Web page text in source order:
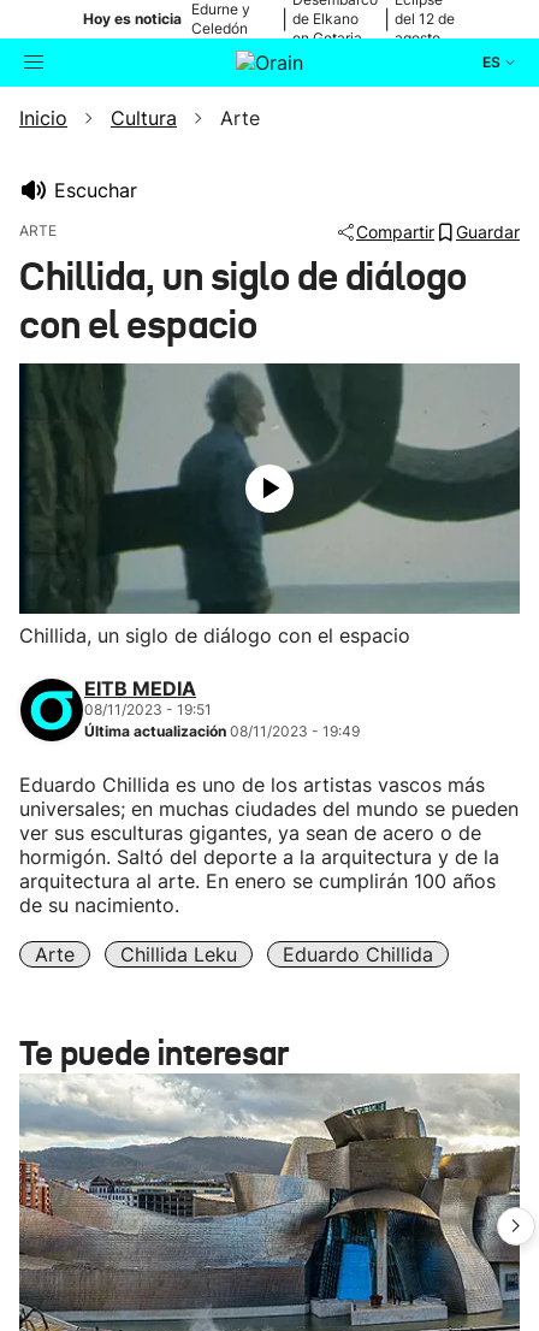
Hoy es noticia
Edurne y
Celedón
de Elkano
en Getaria
del 12 de
agosto
ES
Buscador Actualidad
Ikusmiran
Eguraldia
Inicio Cultura Arte
Escuchar
ARTE Compartir Guardar
Chillida, un siglo de diálogo
con el espacio
Chillida, un siglo de diálogo con el espacio
EITB MEDIA
08/11/2023 - 19:51
Última actualización 08/11/2023 - 19:49
Eduardo Chillida es uno de los artistas vascos más
universales; en muchas ciudades del mundo se pueden
ver sus esculturas gigantes, ya sean de acero o de
hormigón. Saltó del deporte a la arquitectura y de la
arquitectura al arte. En enero se cumplirán 100 años
de su nacimiento.
Arte Chillida Leku Eduardo Chillida
Te puede interesar